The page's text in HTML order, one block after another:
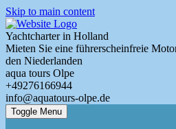
Skip to main content
Yachtcharter in Holland
Mieten Sie eine führerscheinfreie
den Niederlanden
aqua tours Olpe
+49276166944
info@aquatours-olpe.de
Toggle Menu